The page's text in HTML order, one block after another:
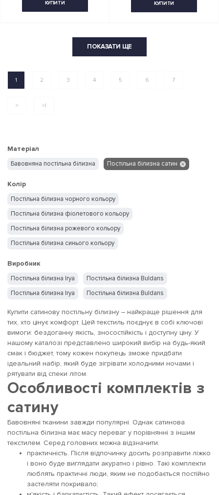
КУПИТИ КУПИТИ
ПОКАЗАТИ ЩЕ
1 2 3 4 5 6 7
> >|
Матеріал
Бавовняна постільна білизна Постільна білизна сатин
Колір
Постільна білизна чорного кольору
Постільна білизна фіолетового кольору
Постільна білизна рожевого кольору
Постільна білизна синього кольору
Виробник
Постільна білизна Irya
Постільна білизна Buldans
Постільна білизна Irya
Постільна білизна Buldans
Купити сатинову постільну білизну – найкраще рішення для
тих, хто цінує комфорт. Цей текстиль поєднує в собі ключові
вимоги: бездоганну якість, зносостійкість і доступну ціну. У
нашому каталозі представлено широкий вибір на будь-який
смак і бюджет, тому кожен покупець зможе придбати
ідеальний набір, який буде зігрівати холодними ночами і
рятувати від спеки літом.
Особливості комплектів з
сатину
Бавовняні тканини завжди популярні. Однак сатинова
постільна білизна має масу переваг у порівнянні з іншим
текстилем. Серед головних можна відзначити:
практичність. Після відпочинку досить розправити ліжко
і воно буде виглядати акуратно і рівно. Такі комплекти
люблять практичні люди, яким не подобається постійно
застеляти покривало;